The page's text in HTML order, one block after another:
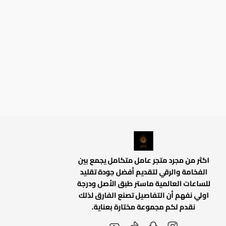
اكثر من مجرد متجر عامل متكامل يجمع بين
الفخامة والرقي لتقديم أفضل جودة تقليد
للساعات العالمية ماستر طبق الأصل ودرجة
اولي نفهم أن التفاصيل تصنع الفارق لذلك
نقدم لكم مجموعة مختارة بعناية.